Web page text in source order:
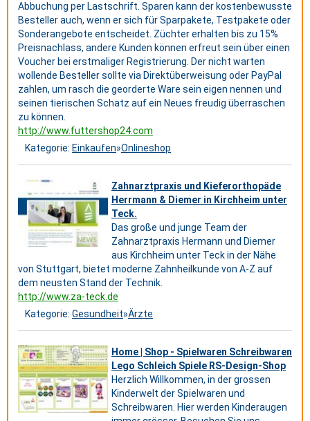
Abbuchung per Lastschrift. Sparen kann der kostenbewusste
Besteller auch, wenn er sich für Sparpakete, Testpakete oder
Sonderangebote entscheidet. Züchter erhalten bis zu 15%
Preisnachlass, andere Kunden können erfreut sein über einen
Voucher bei erstmaliger Registrierung. Der nicht warten
wollende Besteller sollte via Direktüberweisung oder PayPal
zahlen, um rasch die georderte Ware sein eigen nennen und
seinen tierischen Schatz auf ein Neues freudig überraschen
zu können.
http://www.futtershop24.com
Kategorie: Einkaufen»Onlineshop
Zahnarztpraxis und Kieferorthopäde
Herrmann & Diemer in Kirchheim unter
Teck.
Das große und junge Team der
Zahnarztpraxis Hermann und Diemer
aus Kirchheim unter Teck in der Nähe
von Stuttgart, bietet moderne Zahnheilkunde von A-Z auf
dem neusten Stand der Technik.
http://www.za-teck.de
Kategorie: Gesundheit»Ärzte
Home | Shop - Spielwaren Schreibwaren
Lego Schleich Spiele RS-Design-Shop
Herzlich Willkommen, in der grossen
Kinderwelt der Spielwaren und
Schreibwaren. Hier werden Kinderaugen